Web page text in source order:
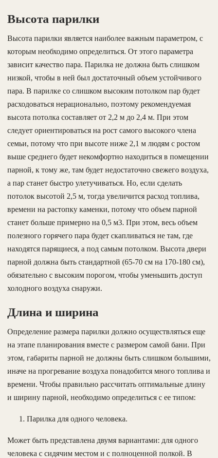
Высота парилки
Высота парилки является наиболее важным параметром, с
которым необходимо определиться. От этого параметра
зависит качество пара. Парилка не должна быть слишком
низкой, чтобы в ней был достаточный объем устойчивого
пара. В парилке со слишком высоким потолком пар будет
расходоваться нерационально, поэтому рекомендуемая
высота потолка составляет от 2,2 м до 2,4 м. При этом
следует ориентироваться на рост самого высокого члена
семьи, потому что при высоте ниже 2,1 м людям с ростом
выше среднего будет некомфортно находиться в помещении
парной, к тому же, там будет недостаточно свежего воздуха,
а пар станет быстро улетучиваться. Но, если сделать
потолок высотой 2,5 м, тогда увеличится расход топлива,
времени на растопку каменки, потому что объем парной
станет больше примерно на 0,5 м3. При этом, весь объем
полезного горячего пара будет скапливаться не там, где
находятся парящиеся, а под самым потолком. Высота двери
парной должна быть стандартной (65-70 см на 170-180 см),
обязательно с высоким порогом, чтобы уменьшить доступ
холодного воздуха снаружи.
Длина и ширина
Определение размера парилки должно осуществляться еще
на этапе планирования вместе с размером самой бани. При
этом, габариты парной не должны быть слишком большими,
иначе на прогревание воздуха понадобится много топлива и
времени. Чтобы правильно рассчитать оптимальные длину
и ширину парной, необходимо определиться с ее типом:
Парилка для одного человека.
Может быть представлена двумя вариантами: для одного
человека с сидячим местом и с полноценной полкой. В